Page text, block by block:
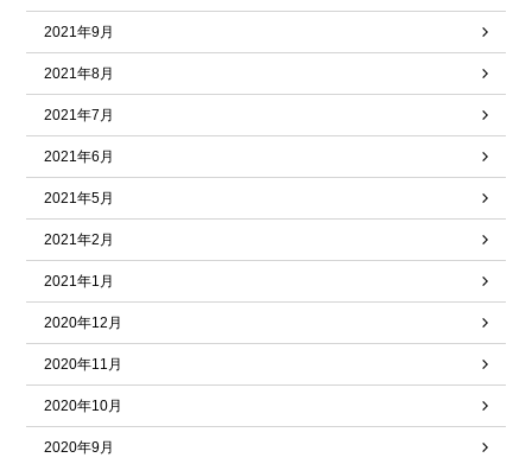
2021年9月
2021年8月
2021年7月
2021年6月
2021年5月
2021年2月
2021年1月
2020年12月
2020年11月
2020年10月
2020年9月